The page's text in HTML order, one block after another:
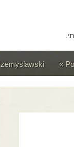
Przemyslawski